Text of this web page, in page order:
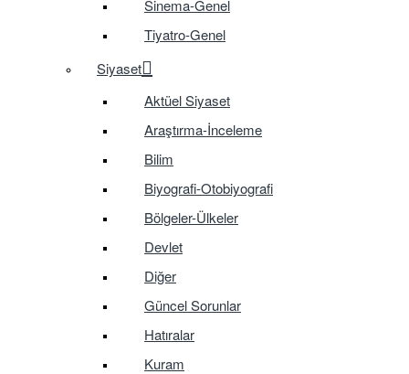
Sinema-Genel
Tiyatro-Genel
Siyaset
Aktüel Siyaset
Araştırma-İnceleme
Bilim
Biyografi-Otobiyografi
Bölgeler-Ülkeler
Devlet
Diğer
Güncel Sorunlar
Hatıralar
Kuram